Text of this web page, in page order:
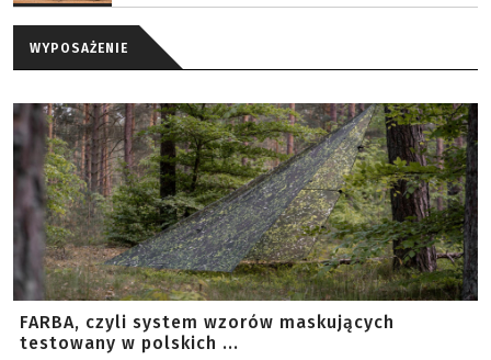
WYPOSAŻENIE
FARBA, czyli system wzorów maskujących
testowany w polskich ...